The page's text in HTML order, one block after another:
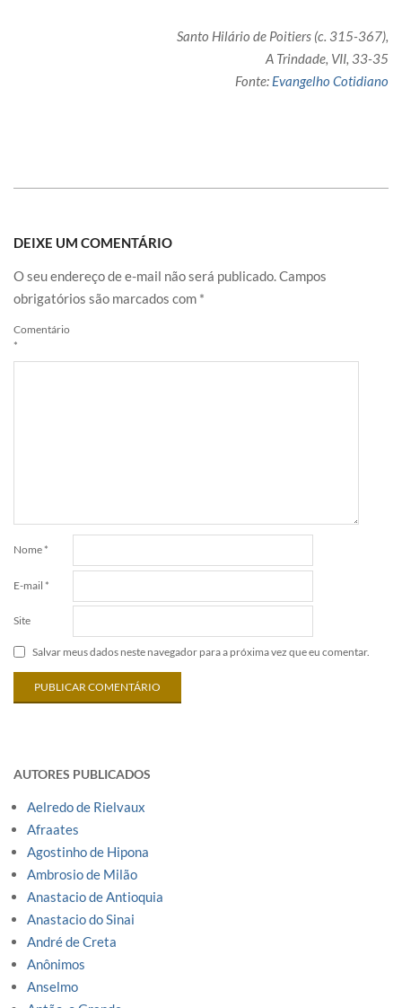
Santo Hilário de Poitiers (c. 315-367),
A Trindade, VII, 33-35
Fonte: Evangelho Cotidiano
DEIXE UM COMENTÁRIO
O seu endereço de e-mail não será publicado.Campos
obrigatórios são marcados com *
Comentário
*
Nome *
E-mail *
Site
Salvar meus dados neste navegador para a próxima vez que eu comentar.
AUTORES PUBLICADOS
Aelredo de Rielvaux
Afraates
Agostinho de Hipona
Ambrosio de Milão
Anastacio de Antioquia
Anastacio do Sinai
André de Creta
Anônimos
Anselmo